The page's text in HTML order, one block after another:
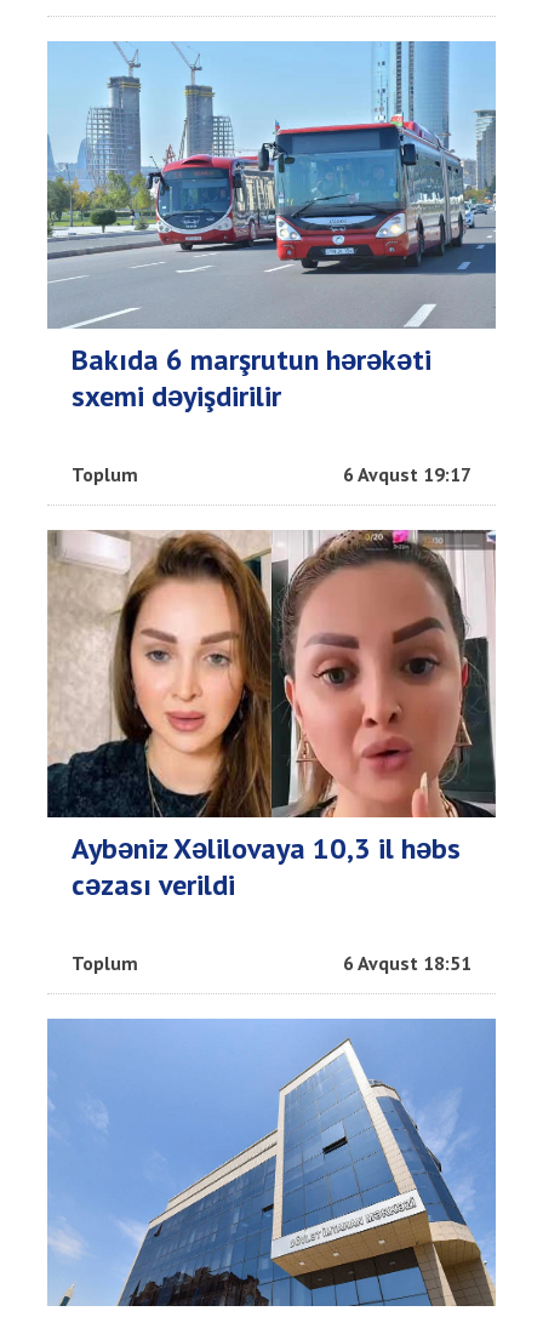
Bakıda 6 marşrutun hərəkəti
sxemi dəyişdirilir
Toplum 6 Avqust 19:17
Aybəniz Xəlilovaya 10,3 il həbs
cəzası verildi
Toplum 6 Avqust 18:51